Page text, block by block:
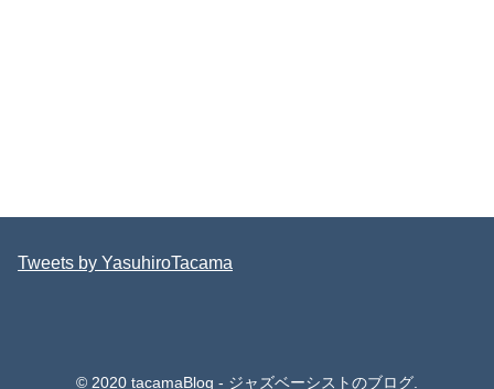
Tweets by YasuhiroTacama
© 2020 tacamaBlog - ジャズベーシストのブログ.